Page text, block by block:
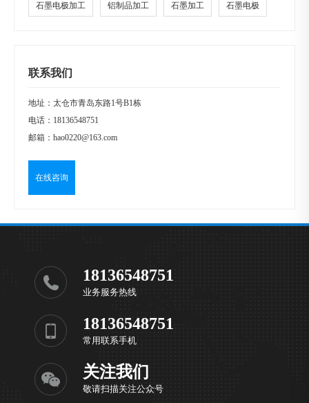
石墨电极加工 铝制品加工 石墨加工 石墨电极
联系我们
地址：太仓市青岛东路1号B1栋
电话： 18136548751
邮箱： hao0220@163.com
在线咨询
18136548751
业务服务热线
18136548751
常用联系手机
关注我们
敬请扫描关注公众号